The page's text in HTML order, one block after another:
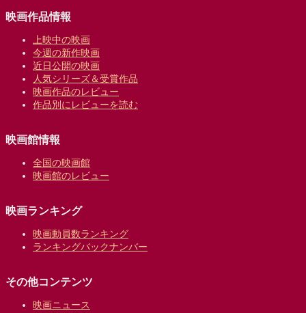
映画作品情報
上映中の映画
今週の新作映画
近日公開の映画
人気シリーズ＆受賞作品
映画作品のレビュー
作品別にレビューを読む
映画館情報
全国の映画館
映画館のレビュー
映画ランキング
映画動員数ランキング
ランキングバックナンバー
その他コンテンツ
映画ニュース